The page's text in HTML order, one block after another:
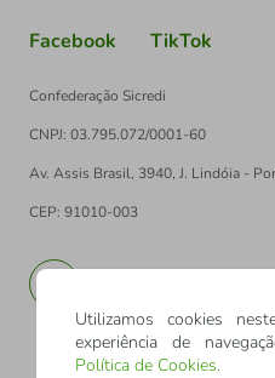
Facebook TikTok
Confederação Sicredi
CNPJ: 03.795.072/0001-60
Av. Assis Brasil, 3940, J. Lindóia -
CEP: 91010-003
Utilizamos cookies
experiência de
Política de Cookies.